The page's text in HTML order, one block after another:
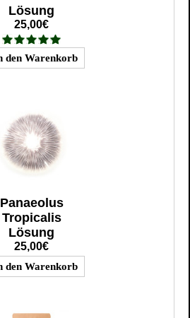
Lösung
25,00€
Panaeolus
Tropicalis
Lösung
25,00€